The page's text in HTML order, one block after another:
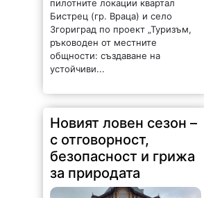
пилотните локации квартал
Бистрец (гр. Враца) и село
Згориград по проект „Туризъм,
ръководен от местните
общности: създаване на
устойчиви...
Новият ловен сезон –
с отговорност,
безопасност и грижа
за природата